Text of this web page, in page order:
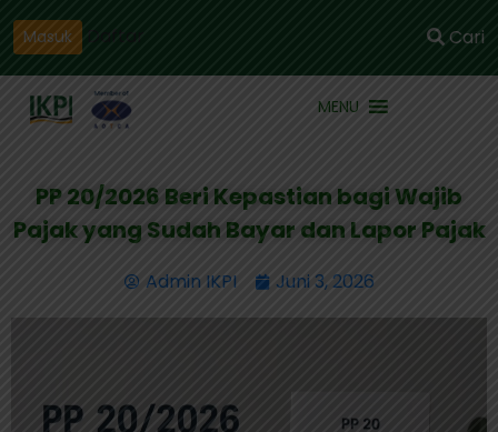
Masuk Cari
MENU
PP 20/2026 Beri Kepastian bagi Wajib
Pajak yang Sudah Bayar dan Lapor Pajak
Admin IKPI Juni 3, 2026